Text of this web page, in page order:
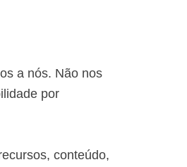
a nós. Não nos
por
conteúdo,